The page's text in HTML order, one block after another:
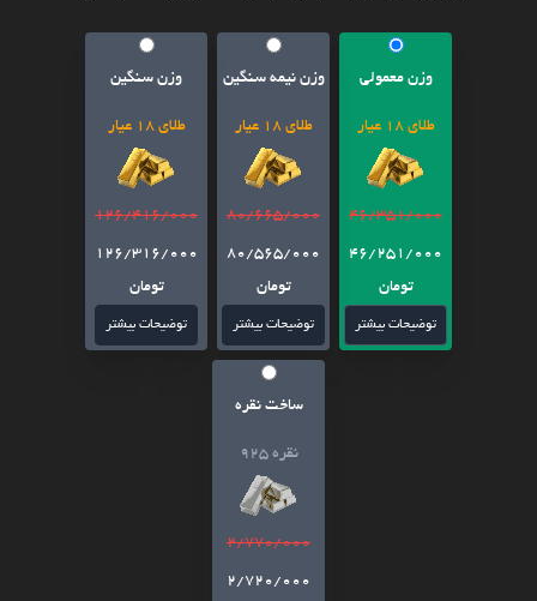
وزن معمولی
طلای 18 عیار
46/351/000
46/251/000
تومان
توضیحات بیشتر
وزن نیمه سنگین
طلای 18 عیار
80/665/000
80/565/000
تومان
توضیحات بیشتر
وزن سنگین
طلای 18 عیار
126/416/000
126/316/000
تومان
توضیحات بیشتر
ساخت نقره
نقره 925
2/770/000
2/720/000